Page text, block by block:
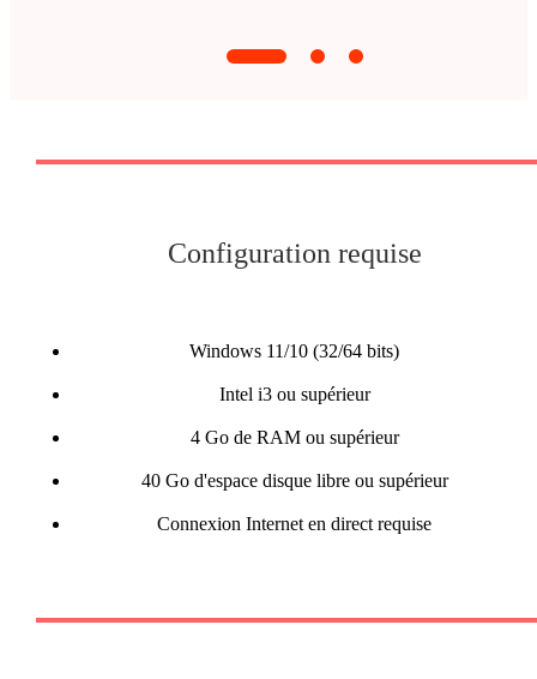
Configuration requise
Windows 11/10 (32/64 bits)
Intel i3 ou supérieur
4 Go de RAM ou supérieur
40 Go d'espace disque libre ou supérieur
Connexion Internet en direct requise